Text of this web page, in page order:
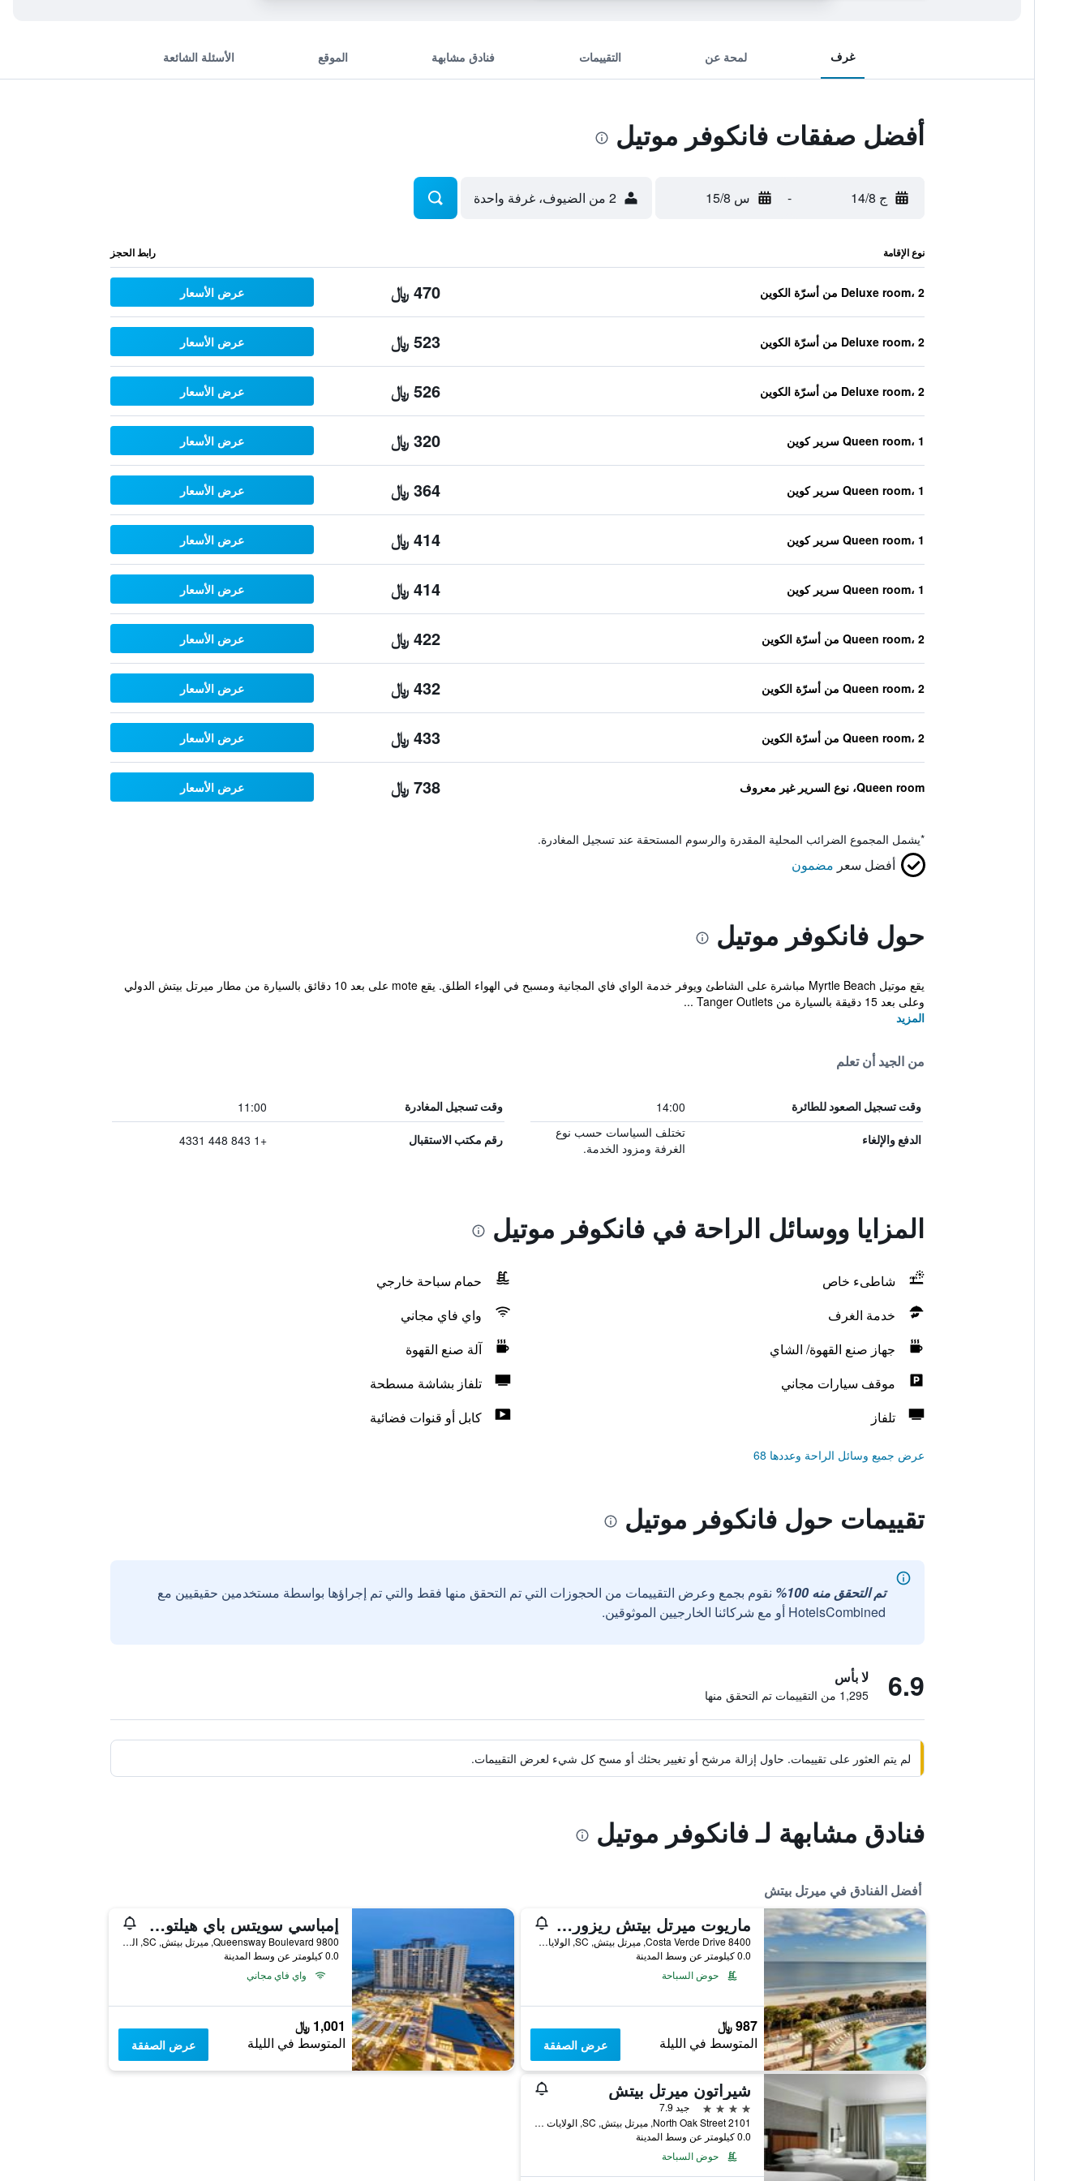
غرف لمحة عن التقييمات فنادق مشابهة الموقع الأسئلة الشائعة
أفضل صفقات فانكوفر موتيل
ج 14/8 - س 15/8 2 من الضيوف، غرفة واحدة
نوع الإقامة رابط الحجز
Deluxe room، 2 من أسرّة الكوين 470 ﷼ عرض الأسعار
Deluxe room، 2 من أسرّة الكوين 523 ﷼ عرض الأسعار
Deluxe room، 2 من أسرّة الكوين 526 ﷼ عرض الأسعار
Queen room، 1 سرير كوين 320 ﷼ عرض الأسعار
Queen room، 1 سرير كوين 364 ﷼ عرض الأسعار
Queen room، 1 سرير كوين 414 ﷼ عرض الأسعار
Queen room، 1 سرير كوين 414 ﷼ عرض الأسعار
Queen room، 2 من أسرّة الكوين 422 ﷼ عرض الأسعار
Queen room، 2 من أسرّة الكوين 432 ﷼ عرض الأسعار
Queen room، 2 من أسرّة الكوين 433 ﷼ عرض الأسعار
Queen room، نوع السرير غير معروف 738 ﷼ عرض الأسعار
*يشمل المجموع الضرائب المحلية المقدرة والرسوم المستحقة عند تسجيل المغادرة.
أفضل سعر مضمون
حول فانكوفر موتيل
يقع موتيل Myrtle Beach مباشرة على الشاطئ ويوفر خدمة الواي فاي المجانية ومسبح في الهواء الطلق. يقع mote على بعد 10 دقائق بالسيارة من مطار ميرتل بيتش الدولي
وعلى بعد 15 دقيقة بالسيارة من Tanger Outlets ...
المزيد
من الجيد أن تعلم
وقت تسجيل الصعود للطائرة 14:00 وقت تسجيل المغادرة 11:00
الدفع والإلغاء
تختلف السياسات حسب نوع
الغرفة ومزود الخدمة.
رقم مكتب الاستقبال +1 843 448 4331
المزايا ووسائل الراحة في فانكوفر موتيل
شاطىء خاص
حمام سباحة خارجي
خدمة الغرف
واي فاي مجاني
جهاز صنع القهوة/ الشاي
آلة صنع القهوة
موقف سيارات مجاني
تلفاز بشاشة مسطحة
تلفاز
كابل أو قنوات فضائية
عرض جميع وسائل الراحة وعددها 68
تقييمات حول فانكوفر موتيل
تم التحقق منه 100%
نقوم بجمع وعرض التقييمات من الحجوزات التي تم التحقق منها فقط والتي تم إجراؤها بواسطة مستخدمين حقيقيين مع
HotelsCombined أو مع شركائنا الخارجيين الموثوقين.
6.9 لا بأس
1,295 من التقييمات تم التحقق منها
لم يتم العثور على تقييمات. حاول إزالة مرشح أو تغيير بحثك أو مسح كل شيء لعرض التقييمات.
فنادق مشابهة لـ فانكوفر موتيل
أفضل الفنادق في ميرتل بيتش
ماريوت ميرتل بيتش ريزورت آند سبا آت جراند ديونز
8400 Costa Verde Drive, ميرتل بيتش, SC, الولايات المتحدة الأميريكية
0.0 كيلومتر عن وسط المدينة
حوض السباحة
987 ﷼
المتوسط في الليلة عرض الصفقة
إمباسي سويتس باي هيلتون ميرتل بيتش أوشن فرونت ريزورت
9800 Queensway Boulevard, ميرتل بيتش, SC, الولايات المتحدة الأميريكية
0.0 كيلومتر عن وسط المدينة
واي فاي مجاني
1,001 ﷼
المتوسط في الليلة عرض الصفقة
شيراتون ميرتل بيتش
4 نجوم
جيد 7.9
2101 North Oak Street, ميرتل بيتش, SC, الولايات المتحدة الأميريكية
0.0 كيلومتر عن وسط المدينة
حوض السباحة